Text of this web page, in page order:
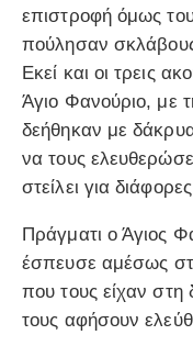
επιστροφή όμως
πούλησαν
Εκεί και οι τρεις
Άγιο Φανούριο, με
δεήθηκαν με
να τους
στείλει για
Πράγματι ο Άγιος
έσπευσε αμέσως
που τους είχαν στη
τους αφήσουν